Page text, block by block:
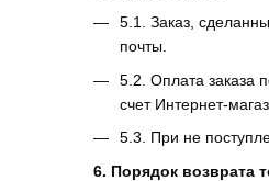
5.1. Заказ,
почты.
5.2. Оплата заказа
счет Интернет-
5.3. При не
6. Порядок возврата